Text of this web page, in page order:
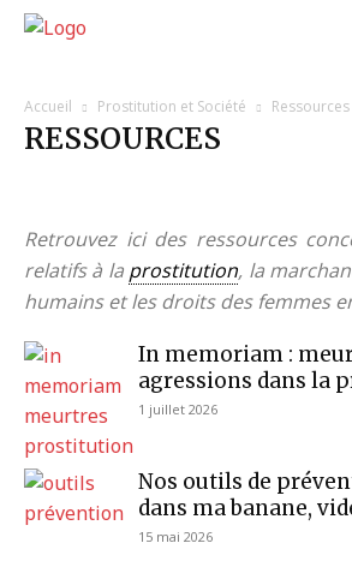
Accueil Prostitution et Société Ressources
RESSOURCES
Témoignages
Tribunes et interviews
Retrouvez ici des ressources
relatifs à la prostitution, la
humains et les droits des femmes
In memoriam :
agressions dans la
1 juillet 2026
Nos outils de
dans ma banane,
15 mai 2026